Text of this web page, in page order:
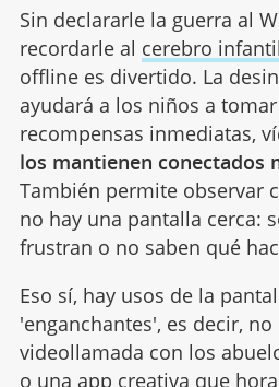
Sin declararle la guerra al
recordarle al cerebro infantil
offline es divertido. La
ayudará a los niños a
recompensas inmediatas,
los mantienen conectados
También permite observar
no hay una pantalla cerca:
frustran o no saben qué
Eso sí, hay usos de la
'enganchantes', es decir,
videollamada con los
o una app creativa que